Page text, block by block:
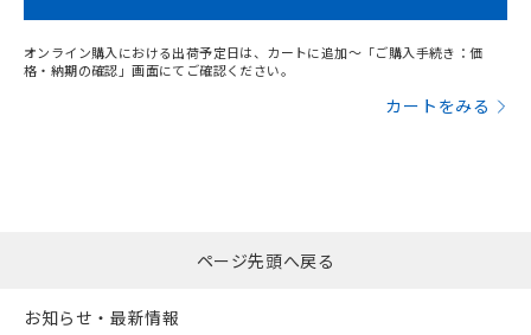
オンライン購入における出荷予定日は、カートに追加～「ご購入手続き：価
格・納期の確認」画面にてご確認ください。
カートをみる
ページ先頭へ戻る
お知らせ・最新情報